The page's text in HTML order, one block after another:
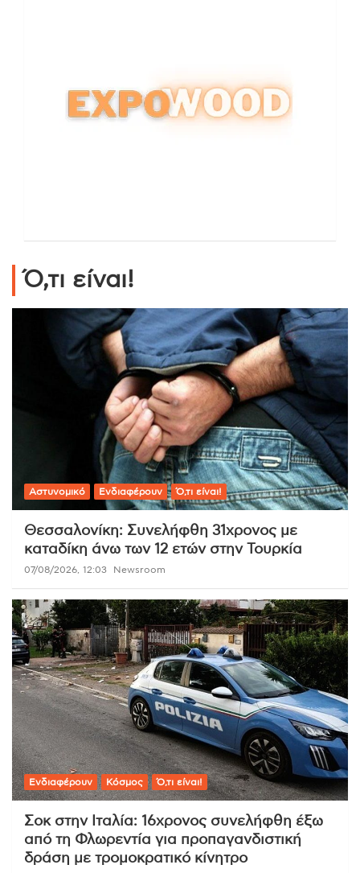
Ό,τι είναι!
Αστυνομικό Ενδιαφέρουν Ό,τι είναι!
Θεσσαλονίκη: Συνελήφθη 31χρονος με
καταδίκη άνω των 12 ετών στην Τουρκία
07/08/2026, 12:03 Newsroom
Ενδιαφέρουν Κόσμος Ό,τι είναι!
Σοκ στην Ιταλία: 16χρονος συνελήφθη έξω
από τη Φλωρεντία για προπαγανδιστική
δράση με τρομοκρατικό κίνητρο